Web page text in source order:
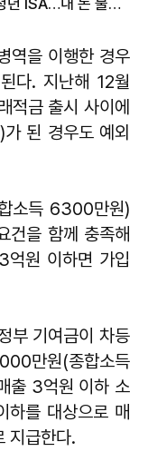
역을 이행한 경우
다. 지난해 12월
적금 출시 사이에
된 경우도 예외
소득 6300만원)
건을 함께 충족해
억원 이하면 가입
부 기여금이 차등
만원(종합소득
출 3억원 이하 소
를 대상으로 매
지급한다.